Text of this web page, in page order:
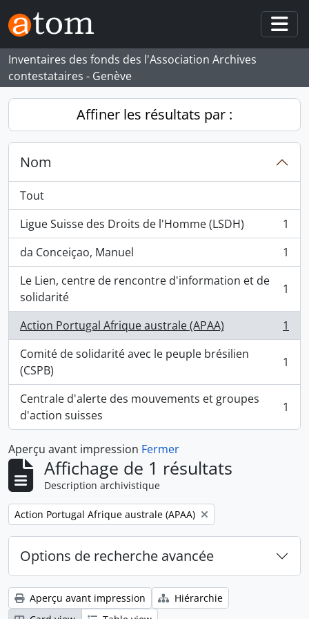
Skip to main content
Inventaires des fonds des l'Association Archives
contestataires - Genève
Affiner les résultats par :
Nom
Tout
Ligue Suisse des Droits de l'Homme (LSDH)
, 1 résultats
1
da Conceiçao, Manuel
, 1 résultats
1
Le Lien, centre de rencontre d'information et de
solidarité
, 1 résultats 1
Action Portugal Afrique australe (APAA)
, 1 résultats
1
Comité de solidarité avec le peuple brésilien
(CSPB)
, 1 résultats 1
Centrale d'alerte des mouvements et groupes
d'action suisses
, 1 résultats 1
Aperçu avant impression Fermer
Affichage de 1 résultats
Description archivistique
Remove filter:
Action Portugal Afrique australe (APAA)
Options de recherche avancée
Aperçu avant impression
Hiérarchie